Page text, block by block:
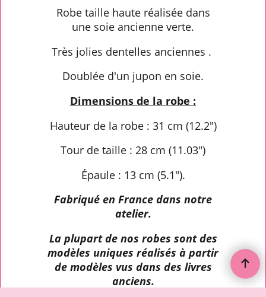
Robe taille haute réalisée dans
une soie ancienne verte.
Très jolies dentelles anciennes .
Doublée d'un jupon en soie.
Dimensions de la robe :
Hauteur de la robe : 31 cm (12.2")
Tour de taille : 28 cm (11.03")
Épaule : 13 cm (5.1").
Fabriqué en France dans notre
atelier.
La plupart de nos robes sont des
modèles uniques réalisés à partir
de modèles vus dans des livres
anciens.